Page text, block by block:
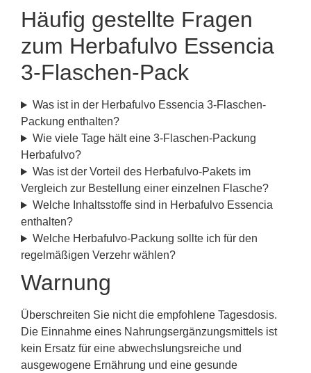
Häufig gestellte Fragen
zum Herbafulvo Essencia
3-Flaschen-Pack
Was ist in der Herbafulvo Essencia 3-Flaschen-
Packung enthalten?
Wie viele Tage hält eine 3-Flaschen-Packung
Herbafulvo?
Was ist der Vorteil des Herbafulvo-Pakets im
Vergleich zur Bestellung einer einzelnen Flasche?
Welche Inhaltsstoffe sind in Herbafulvo Essencia
enthalten?
Welche Herbafulvo-Packung sollte ich für den
regelmäßigen Verzehr wählen?
Warnung
Überschreiten Sie nicht die empfohlene Tagesdosis.
Die Einnahme eines Nahrungsergänzungsmittels ist
kein Ersatz für eine abwechslungsreiche und
ausgewogene Ernährung und eine gesunde